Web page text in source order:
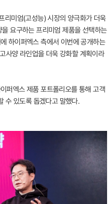
리미엄(고성능) 시장의 양극화가 더욱
요구하는 프리미엄 제품을 선택하는
하이퍼엑스 측에서 이번에 공개하는
사양 라인업을 더욱 강화할 계획이라
퍼엑스 제품 포트폴리오를 통해 고객
수 있도록 돕겠다고 말했다.